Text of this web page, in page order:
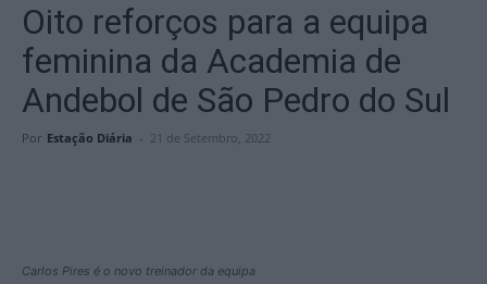
Oito reforços para a equipa
feminina da Academia de
Andebol de São Pedro do Sul
Por Estação Diária - 21 de Setembro, 2022
Carlos Pires é o novo treinador da equipa